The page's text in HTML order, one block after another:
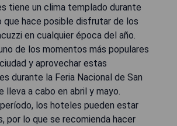
tiene un clima templado durante
que hace posible disfrutar de los
en cualquier época del año.
de los momentos más populares
y aprovechar estas
durante la Feria Nacional de San
lleva a cabo en abril y mayo.
los hoteles pueden estar
por lo que se recomienda hacer